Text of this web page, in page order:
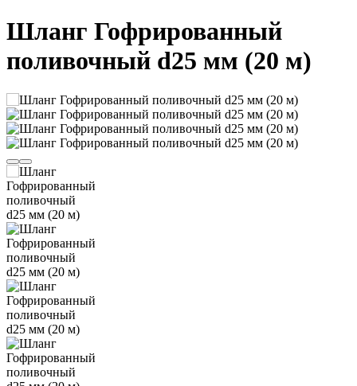
Шланг Гофрированный
поливочный d25 мм (20 м)